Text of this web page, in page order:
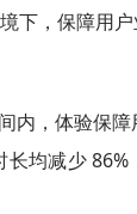
下，保障用
内，体验保
均减少